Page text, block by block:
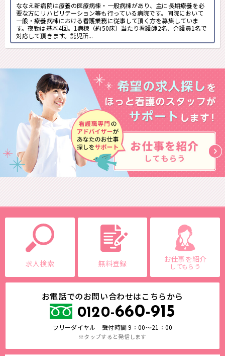
ななえ新病院は療養の医療病棟・一般病棟があり、主に長期療養を必
要な方にリハビリテーション等も行っている病院です。同院において
一般・療養病棟における看護業務に従事して頂く方を募集していま
す。夜勤は基本4回。1病棟（約50床）当たり看護師2名、介護員1名で
対応して頂きます。託児所...
求人検索 無料登録 お仕事を紹介
してもらう
お電話でのお問い合わせはこちらから
0120-660-915
フリーダイヤル 受付時間 9：00～21：00
※タップすると発信します